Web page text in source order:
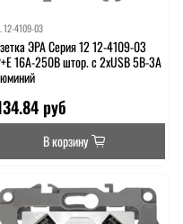
12-4109-03
ЭРА Серия 12 12-4109-03
16A-250В штор. с 2xUSB 5В-3А
руб
В корзину